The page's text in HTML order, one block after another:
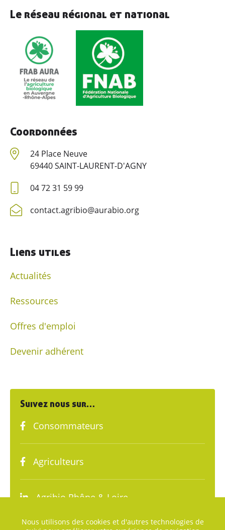
Le réseau régional et national
Coordonnées
24 Place Neuve
69440 SAINT-LAURENT-D'AGNY
04 72 31 59 99
contact.agribio@aurabio.org
Liens utiles
Actualités
Ressources
Offres d'emploi
Devenir adhérent
Suivez nous sur…
Consommateurs
Agriculteurs
Agribio Rhône & Loire
Enseignement & associations
Actualités
Ressources
Contacter AGRIBIO
Devenir adhérent
Nous utilisons des cookies et d'autres technologies de